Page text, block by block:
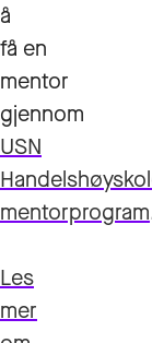
å
få en
mentor
gjennom
USN
mentorprogram
Les
mer